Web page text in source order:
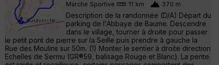
Marche Sportive 11 km 370 m
Description de la randonnée (D/A) Départ du
parking de l'Abbaye de Baume. Descendre
dans le village, tourner à droite pour passer
le petit pont de pierre sur la Seille puis prendre à gauche la
Rue des Moulins sur 50m. (1) Monter le sentier à droite direction
Echelles de Sermu (GR®59, balisage Rouge et Blanc). La pente